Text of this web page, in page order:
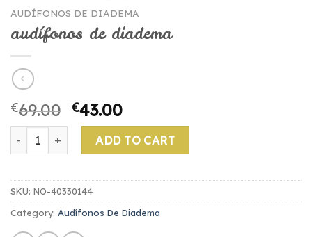
AUDÍFONOS DE DIADEMA
audífonos de diadema
€69.00 €43.00
audífonos de diadema quantity
ADD TO CART
SKU: NO-40330144
Category: Audífonos De Diadema